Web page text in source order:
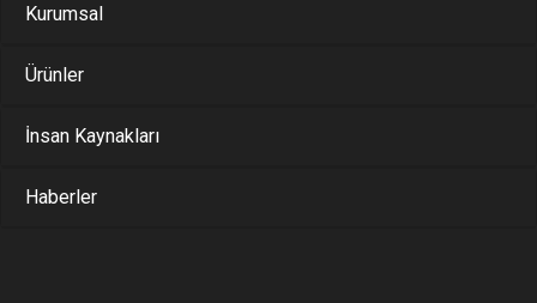
Kurumsal
Ürünler
İnsan Kaynakları
Haberler